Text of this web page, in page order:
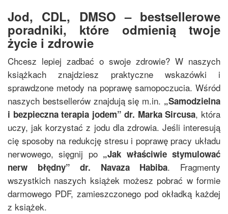
Jod, CDL, DMSO – bestsellerowe
poradniki, które odmienią twoje
życie i zdrowie
Chcesz lepiej zadbać o swoje zdrowie? W naszych
książkach znajdziesz praktyczne wskazówki i
sprawdzone metody na poprawę samopoczucia. Wśród
naszych bestsellerów znajdują się m.in. „Samodzielna
i bezpieczna terapia jodem”dr. Marka Sircusa, która
uczy, jak korzystać z jodu dla zdrowia. Jeśli interesują
cię sposoby na redukcję stresu i poprawę pracy układu
nerwowego, sięgnij po „Jak właściwie stymulować
nerw błędny”dr. Navaza Habiba. Fragmenty
wszystkich naszych książek możesz pobrać w formie
darmowego PDF, zamieszczonego pod okładką każdej
z książek.